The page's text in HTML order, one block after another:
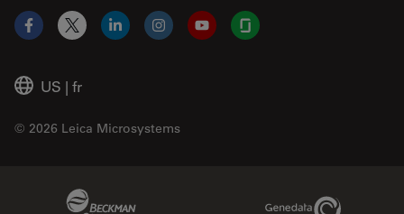
US | fr
© 2026 Leica Microsystems
Facebook
X LinkedInInstagramYouTubeGlassdoor
Genedata Link